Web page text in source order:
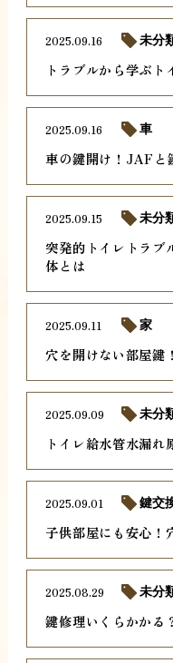
トラブルから学ぶト
2025.09.16 未分
車の鍵開け！JAFと
2025.09.16 車
突発的トイレトラブ
体とは
2025.09.15 未分
穴を開けない部屋鍵
2025.09.11 家
トイレ給水管水漏れ
2025.09.09 未分
子供部屋にも安心！
2025.09.01 鍵交
鍵修理いくらかかる
2025.08.29 未分